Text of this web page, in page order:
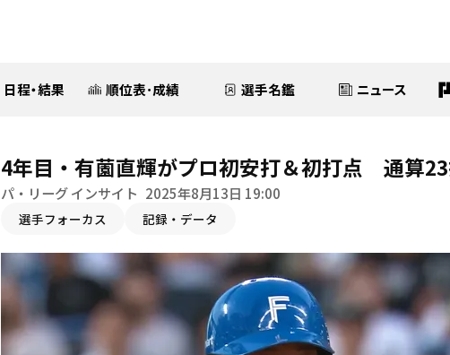
日程・結果 順位表･成績 選手名鑑 ニュース
4年目・有薗直輝がプロ初安打＆初打点 通算
パ・リーグ インサイト 2025年8月13日 19:00
選手フォーカス 記録・データ